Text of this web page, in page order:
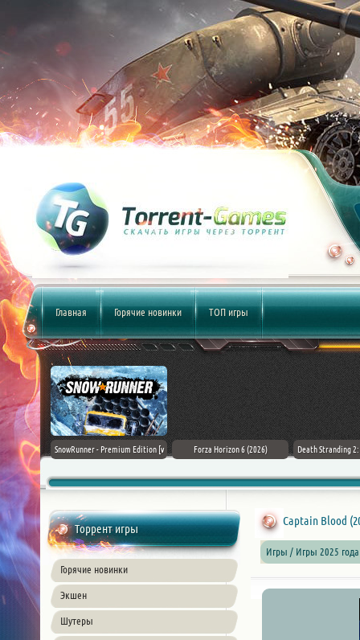
Главная Горячие новинки ТОП игры
Flag
PC
SnowRunner - Premium Edition [v
Forza Horizon 6 (2026) Death Stranding
Торрент игры
Горячие новинки
Экшен
Шутеры
Captain Blood
Игры / Игры 2025